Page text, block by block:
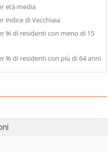
età media
indice di Vecchiaia
% di residenti con meno di 15
% di residenti con più di 64 anni